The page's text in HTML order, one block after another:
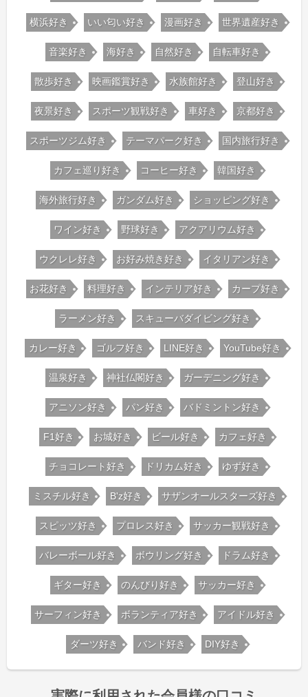
横浜好き いい匂い好き 漫画好き 世界遺産好き
音楽好き 海好き 自然好き 自転車好き
散歩好き 映画鑑賞好き 水族館好き 登山好き
夜景好き スポーツ観戦好き 車好き 京都好き
スポーツジム好き テーマパーク好き 国内旅行好き
カフェ巡り好き コーヒー好き 韓国好き
海外旅行好き ガンダム好き ショッピング好き
ワイン好き 野球好き アクアリウム好き
ウクレレ好き お好み焼き好き イタリアン好き
お花好き 料理好き インテリア好き カープ好き
ラーメン好き スキューバダイビング好き
カレー好き ゴルフ好き LINE好き YouTube好き
温泉好き 神社仏閣好き ガーデニング好き
アニソン好き パン好き バドミントン好き
F1好き お城好き ビール好き カフェ好き
チョコレート好き ドリカム好き ゆず好き
ミスチル好き B'z好き サザンオールスターズ好き
スピッツ好き プロレス好き サッカー観戦好き
バレーボール好き ボウリング好き ドラム好き
ギター好き のんびり好き サッカー好き
サーフィン好き ボランティア好き アイドル好き
ダーツ好き バンド好き DIY好き